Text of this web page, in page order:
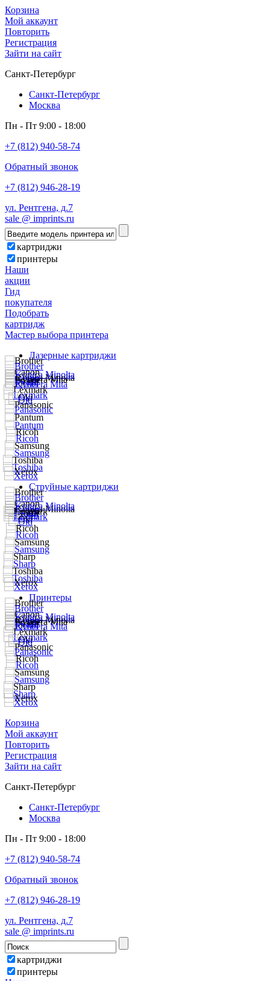
Корзина
Мой аккаунт
Повторить
Регистрация
Зайти на сайт
Санкт-Петербург
Санкт-Петербург
Москва
Пн - Пт 9:00 - 18:00
+7 (812) 940-58-74
Обратный звонок
+7 (812) 946-28-19
ул. Рентгена, д.7
sale @ imprints.ru
картриджи
принтеры
Наши
акции
Гид
покупателя
Подобрать
картридж
Мастер выбора принтера
Лазерные картриджи
Струйные картриджи
Принтеры
Корзина
Мой аккаунт
Повторить
Регистрация
Зайти на сайт
Санкт-Петербург
Санкт-Петербург
Москва
Пн - Пт 9:00 - 18:00
+7 (812) 940-58-74
Обратный звонок
+7 (812) 946-28-19
ул. Рентгена, д.7
sale @ imprints.ru
картриджи
принтеры